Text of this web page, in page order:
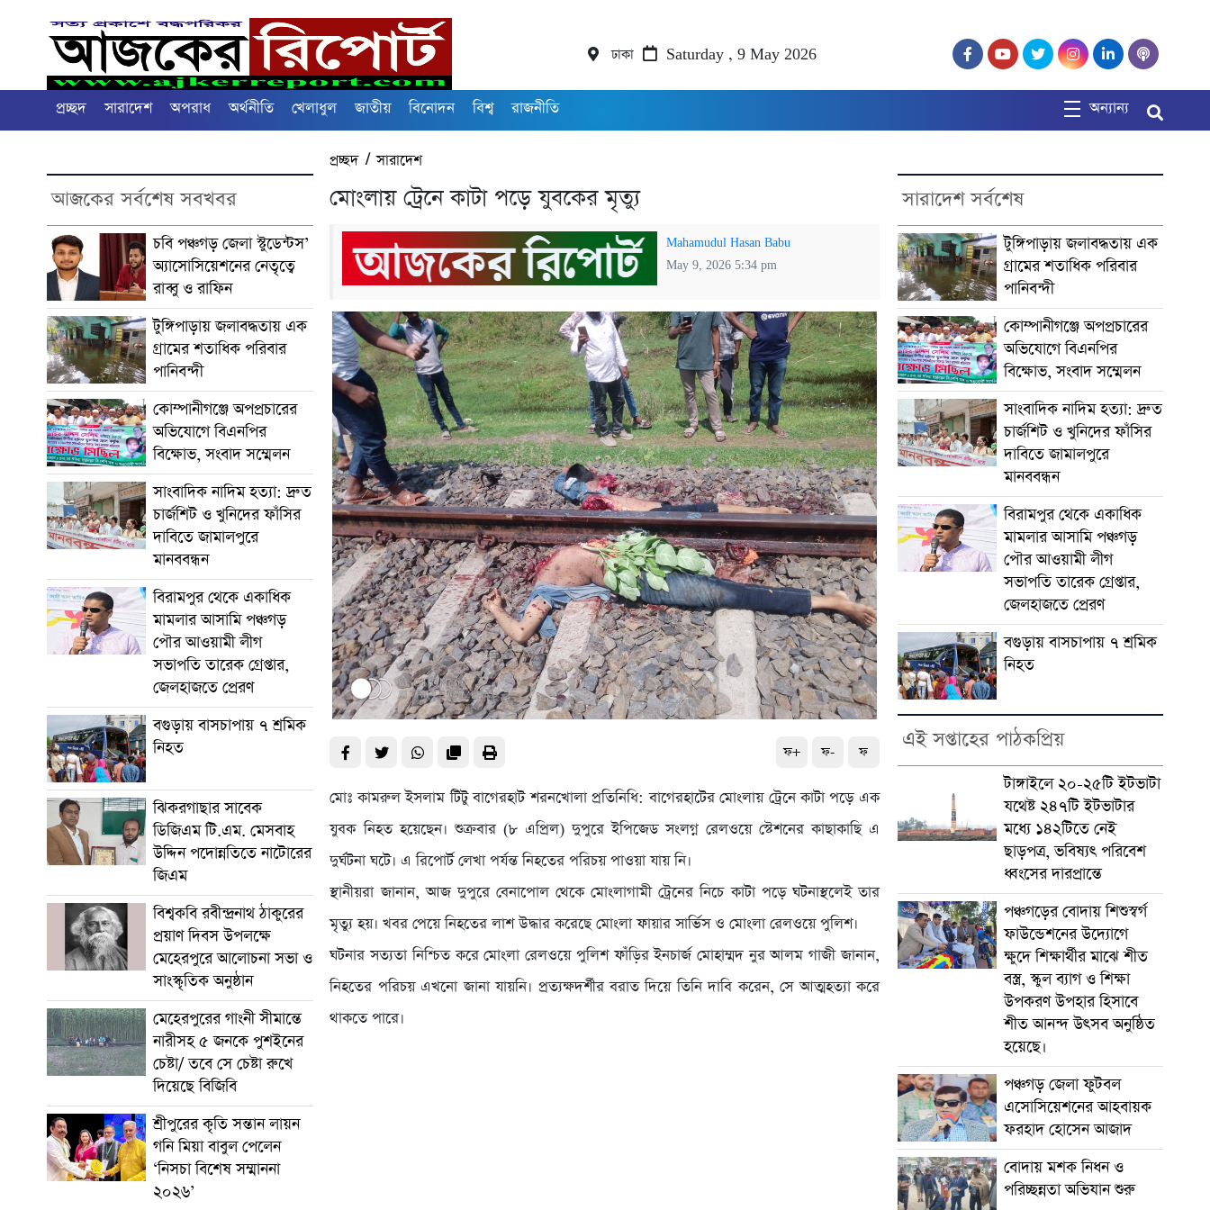
ঢাকা Saturday , 9 May 2026
প্রচ্ছদ সারাদেশ অপরাধ অর্থনীতি খেলাধুল জাতীয় বিনোদন বিশ্ব রাজনীতি অন্যান্য
আজকের সর্বশেষ সবখবর
চবি পঞ্চগড় জেলা স্টুডেন্টস’
অ্যাসোসিয়েশনের নেতৃত্বে
রাব্বু ও রাফিন
টুঙ্গিপাড়ায় জলাবদ্ধতায় এক
গ্রামের শতাধিক পরিবার
পানিবন্দী
কোম্পানীগঞ্জে অপপ্রচারের
অভিযোগে বিএনপির
বিক্ষোভ, সংবাদ সম্মেলন
সাংবাদিক নাদিম হত্যা: দ্রুত
চার্জশিট ও খুনিদের ফাঁসির
দাবিতে জামালপুরে
মানববন্ধন
বিরামপুর থেকে একাধিক
মামলার আসামি পঞ্চগড়
পৌর আওয়ামী লীগ
সভাপতি তারেক গ্রেপ্তার,
জেলহাজতে প্রেরণ
বগুড়ায় বাসচাপায় ৭ শ্রমিক
নিহত
ঝিকরগাছার সাবেক
ডিজিএম টি.এম. মেসবাহ
উদ্দিন পদোন্নতিতে নাটোরের
জিএম
বিশ্বকবি রবীন্দ্রনাথ ঠাকুরের
প্রয়াণ দিবস উপলক্ষে
মেহেরপুরে আলোচনা সভা ও
সাংস্কৃতিক অনুষ্ঠান
মেহেরপুরের গাংনী সীমান্তে
নারীসহ ৫ জনকে পুশইনের
চেষ্টা/ তবে সে চেষ্টা রুখে
দিয়েছে বিজিবি
শ্রীপুরের কৃতি সন্তান লায়ন
গনি মিয়া বাবুল পেলেন
‘নিসচা বিশেষ সম্মাননা
২০২৬’
প্রচ্ছদ/সারাদেশ
মোংলায় ট্রেনে কাটা পড়ে যুবকের মৃত্যু
Mahamudul Hasan Babu
May 9, 2026 5:34 pm
ফ+ ফ- ফ
মোঃ কামরুল ইসলাম টিটু বাগেরহাট শরনখোলা প্রতিনিধি: বাগেরহাটের মোংলায় ট্রেনে কাটা পড়ে এক
যুবক নিহত হয়েছেন। শুক্রবার (৮ এপ্রিল) দুপুরে ইপিজেড সংলগ্ন রেলওয়ে স্টেশনের কাছাকাছি এ
দুর্ঘটনা ঘটে। এ রিপোর্ট লেখা পর্যন্ত নিহতের পরিচয় পাওয়া যায় নি।
স্থানীয়রা জানান, আজ দুপুরে বেনাপোল থেকে মোংলাগামী ট্রেনের নিচে কাটা পড়ে ঘটনাস্থলেই তার
মৃত্যু হয়। খবর পেয়ে নিহতের লাশ উদ্ধার করেছে মোংলা ফায়ার সার্ভিস ও মোংলা রেলওয়ে পুলিশ।
ঘটনার সত্যতা নিশ্চিত করে মোংলা রেলওয়ে পুলিশ ফাঁড়ির ইনচার্জ মোহাম্মদ নুর আলম গাজী জানান,
নিহতের পরিচয় এখনো জানা যায়নি। প্রত্যক্ষদর্শীর বরাত দিয়ে তিনি দাবি করেন, সে আত্মহত্যা করে
থাকতে পারে।
সারাদেশ সর্বশেষ
টুঙ্গিপাড়ায় জলাবদ্ধতায় এক
গ্রামের শতাধিক পরিবার
পানিবন্দী
কোম্পানীগঞ্জে অপপ্রচারের
অভিযোগে বিএনপির
বিক্ষোভ, সংবাদ সম্মেলন
সাংবাদিক নাদিম হত্যা: দ্রুত
চার্জশিট ও খুনিদের ফাঁসির
দাবিতে জামালপুরে
মানববন্ধন
বিরামপুর থেকে একাধিক
মামলার আসামি পঞ্চগড়
পৌর আওয়ামী লীগ
সভাপতি তারেক গ্রেপ্তার,
জেলহাজতে প্রেরণ
বগুড়ায় বাসচাপায় ৭ শ্রমিক
নিহত
এই সপ্তাহের পাঠকপ্রিয়
টাঙ্গাইলে ২০-২৫টি ইটভাটা
যথেষ্ট ২৪৭টি ইটভাটার
মধ্যে ১৪২টিতে নেই
ছাড়পত্র, ভবিষ্যৎ পরিবেশ
ধ্বংসের দারপ্রান্তে
পঞ্চগড়ের বোদায় শিশুস্বর্গ
ফাউন্ডেশনের উদ্যোগে
ক্ষুদে শিক্ষার্থীর মাঝে শীত
বস্ত্র, স্কুল ব্যাগ ও শিক্ষা
উপকরণ উপহার হিসাবে
শীত আনন্দ উৎসব অনুষ্ঠিত
হয়েছে।
পঞ্চগড় জেলা ফুটবল
এসোসিয়েশনের আহবায়ক
ফরহাদ হোসেন আজাদ
বোদায় মশক নিধন ও
পরিচ্ছন্নতা অভিযান শুরু